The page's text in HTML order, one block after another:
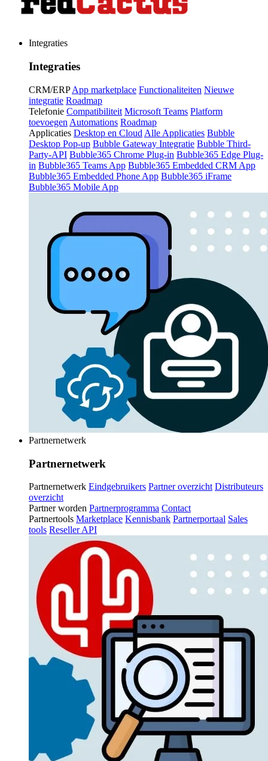
Integraties
Integraties
CRM/ERP App marketplace Functionaliteiten Nieuwe
integratie Roadmap
Telefonie Compatibiliteit Microsoft Teams Platform
toevoegen Automations Roadmap
Applicaties Desktop en Cloud Alle Applicaties Bubble
Desktop Pop-up Bubble Gateway Integratie Bubble Third-
Party-API Bubble365 Chrome Plug-in Bubble365 Edge Plug-
in Bubble365 Teams App Bubble365 Embedded CRM App
Bubble365 Embedded Phone App Bubble365 iFrame
Bubble365 Mobile App
Partnernetwerk
Partnernetwerk
Partnernetwerk Eindgebruikers Partner overzicht Distributeurs
overzicht
Partner worden Partnerprogramma Contact
Partnertools Marketplace Kennisbank Partnerportaal Sales
tools Reseller API